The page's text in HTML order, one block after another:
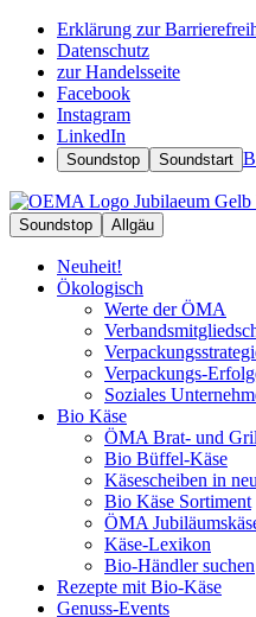
Erklärung zur
Datenschutz
zur Handelsseite
Facebook
Instagram
LinkedIn
Soundstop Soundstart
Soundstop Allgäu
Neuheit!
Ökologisch
Werte der ÖMA
Verpackungs-
Soziales
Bio Käse
ÖMA Brat- und
Bio Büffel-Käse
Käsescheiben in
Bio Käse Sortiment
ÖMA
Käse-Lexikon
Bio-Händler suchen
Rezepte mit Bio-Käse
Genuss-Events